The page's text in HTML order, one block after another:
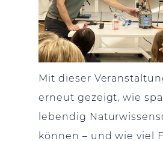
Mit dieser
erneut gezeigt, wie
lebendig
können – und wie viel